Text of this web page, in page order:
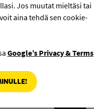
Jos muutat mieltäsi tai
aina tehdä sen cookie-
Google’s Privacy & Terms